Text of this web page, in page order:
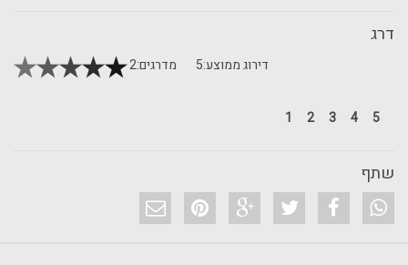
דרג
דירוג ממוצע:5 מדרגים:2
5
4
3
2
1
שתף